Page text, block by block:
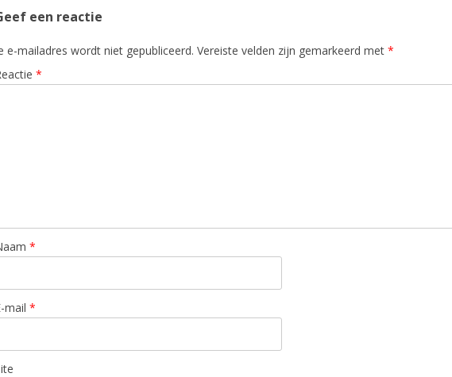
een reactie
e-mailadres wordt niet gepubliceerd. Vereiste velden zijn gemarkeerd met *
*
*
mail *